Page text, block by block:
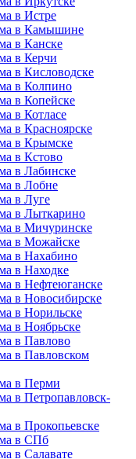
в Истре
в Камышине
в Канске
в Керчи
в Кисловодске
в Колпино
в Копейске
в Котласе
в Красноярске
в Крымске
в Кстово
в Лабинске
в Лобне
в Луге
в Лыткарино
в Мичуринске
в Можайске
в Нахабино
в Находке
в Нефтеюганске
в Новосибирске
в Норильске
в Ноябрьске
в Павлово
в Павловском
в Перми
в Петропавловск-
в Прокопьевске
в СПб
в Салавате